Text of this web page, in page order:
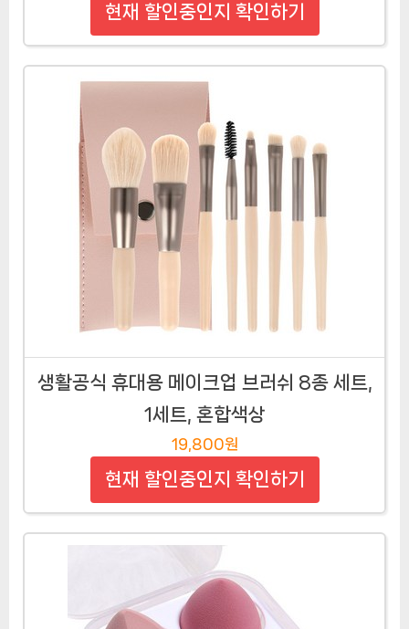
현재 할인중인지 확인하기
생활공식 휴대용 메이크업 브러쉬 8종 세트,
1세트, 혼합색상
19,800원
현재 할인중인지 확인하기